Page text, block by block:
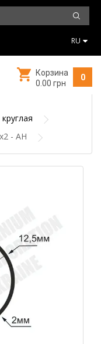
RU
0
Корзина
0.00 грн
- АН